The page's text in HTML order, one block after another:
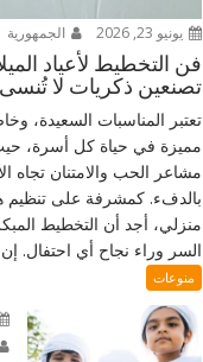
يونيو 23, 2026 الجمهورية
فن التخطيط لأعياد
تصنعين ذكريات لا
تعتبر المناسبات السعيدة،
مميزة في حياة كل أسرة،
مشاعر الحب والامتنان تجاه
بالدفء. كمشرفة على تنظيم
منزلي، أجد أن التخطيط
السر وراء نجاح أي احتفال. إن
منوعات